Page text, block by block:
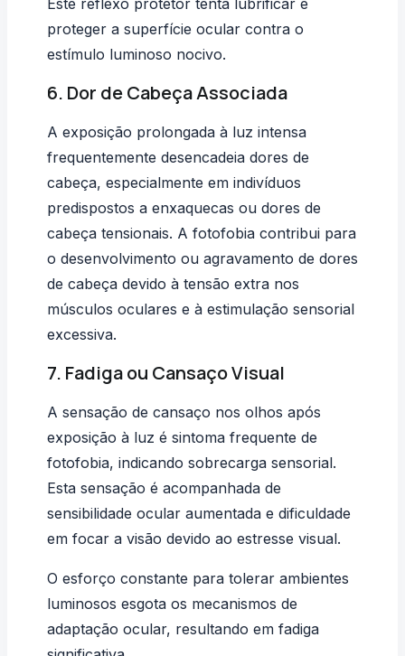
Este reflexo protetor tenta lubrificar e
proteger a superfície ocular contra o
estímulo luminoso nocivo.
6. Dor de Cabeça Associada
A exposição prolongada à luz intensa
frequentemente desencadeia dores de
cabeça, especialmente em indivíduos
predispostos a enxaquecas ou dores de
cabeça tensionais. A fotofobia contribui para
o desenvolvimento ou agravamento de dores
de cabeça devido à tensão extra nos
músculos oculares e à estimulação sensorial
excessiva.
7. Fadiga ou Cansaço Visual
A sensação de cansaço nos olhos após
exposição à luz é sintoma frequente de
fotofobia, indicando sobrecarga sensorial.
Esta sensação é acompanhada de
sensibilidade ocular aumentada e dificuldade
em focar a visão devido ao estresse visual.
O esforço constante para tolerar ambientes
luminosos esgota os mecanismos de
adaptação ocular, resultando em fadiga